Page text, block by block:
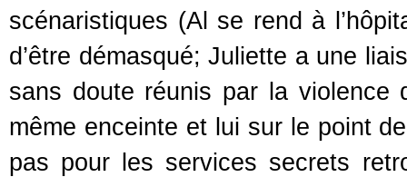
scénaristiques (Al se rend à
d’être démasqué; Juliette a une
sans doute réunis par la violence
même enceinte et lui sur le point
pas pour les services secrets